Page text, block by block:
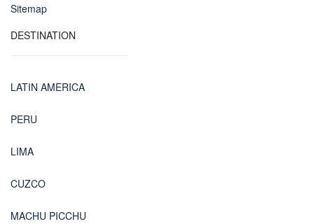
Sitemap
DESTINATION
LATIN AMERICA
PERU
LIMA
CUZCO
MACHU PICCHU